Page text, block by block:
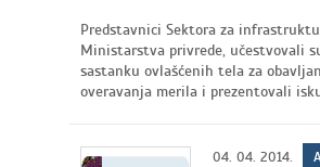
Predstavnici Sektora za
Ministarstva privrede, učestvovali
sastanku ovlašćenih tela za
overavanja merila i prezentovali
04. 04. 2014.